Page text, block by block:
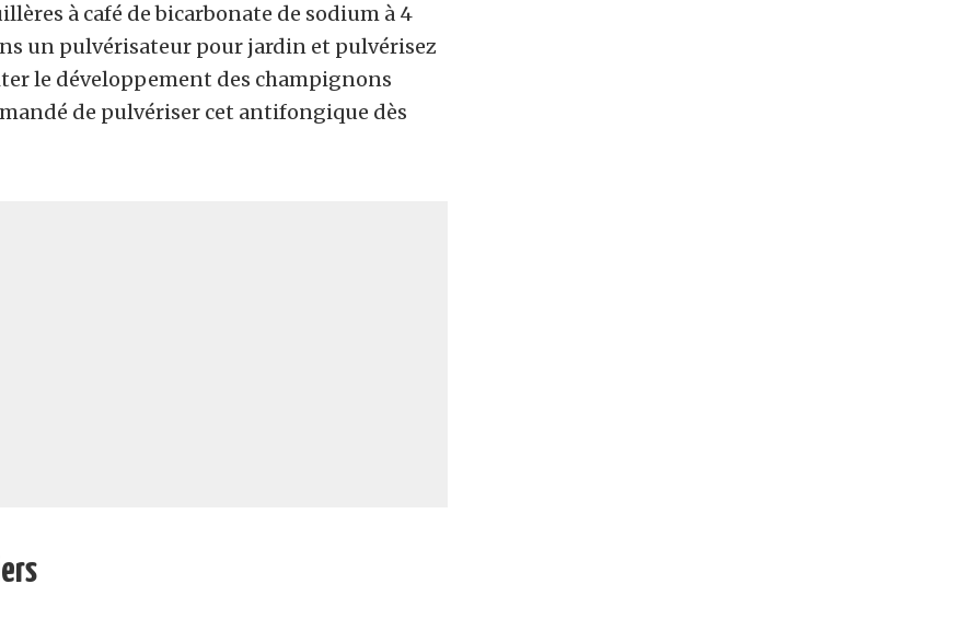
à café de bicarbonate de sodium à 4
un pulvérisateur pour jardin et pulvérisez
le développement des champignons
de pulvériser cet antifongique dès